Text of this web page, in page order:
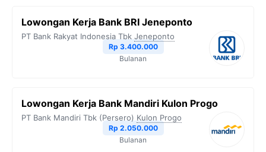
Lowongan Kerja Bank BRI Jeneponto
PT Bank Rakyat Indonesia Tbk Jeneponto
Rp 3.400.000
Bulanan
Lowongan Kerja Bank Mandiri Kulon Progo
PT Bank Mandiri Tbk (Persero) Kulon Progo
Rp 2.050.000
Bulanan